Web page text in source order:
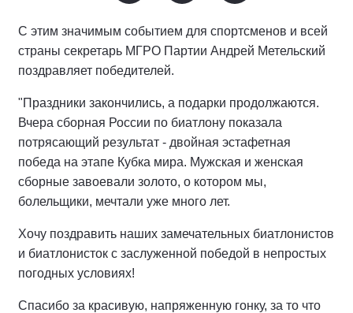
С этим значимым событием для спортсменов и всей
страны секретарь МГРО Партии Андрей Метельский
поздравляет победителей.
"Праздники закончились, а подарки продолжаются.
Вчера сборная России по биатлону показала
потрясающий результат - двойная эстафетная
победа на этапе Кубка мира. Мужская и женская
сборные завоевали золото, о котором мы,
болельщики, мечтали уже много лет.
Хочу поздравить наших замечательных биатлонистов
и биатлонисток с заслуженной победой в непростых
погодных условиях!
Спасибо за красивую, напряженную гонку, за то что